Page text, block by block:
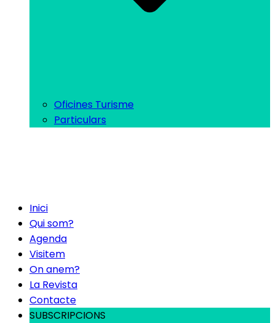
Oficines Turisme
Particulars
Inici
Qui som?
Agenda
Visitem
On anem?
La Revista
Contacte
SUBSCRIPCIONS